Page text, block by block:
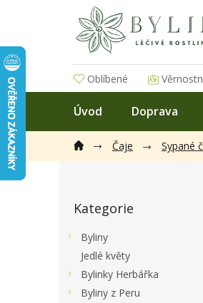
Oblíbené
Úvod Doprava
Čaje Sypané
kategorie
Kategorie
Byliny
Jedlé květy
Bylinky Herbářka
Byliny z Peru